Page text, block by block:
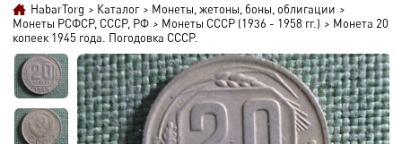
HabarTorg > Каталог > Монеты, жетоны, боны, облигации >
Монеты РСФСР, СССР, РФ > Монеты СССР (1936 - 1958 гг.) > Монета 20
копеек 1945 года. Погодовка СССР.